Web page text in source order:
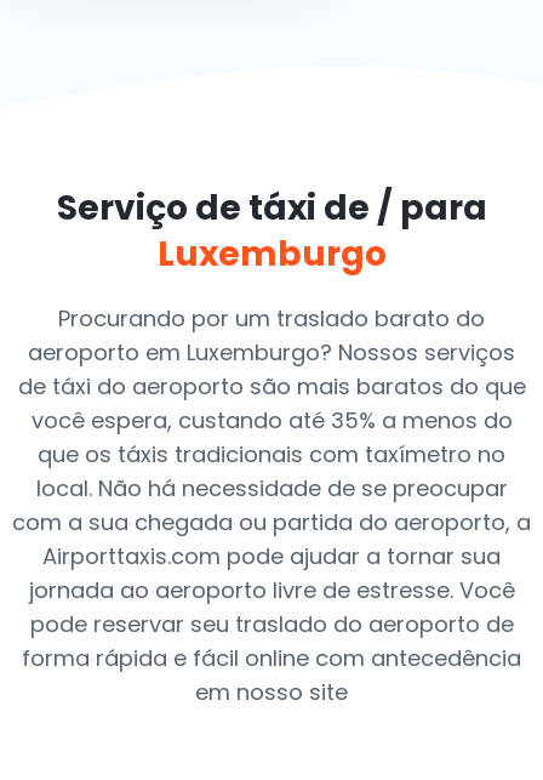
Serviço de táxi de / para
Luxemburgo
Procurando por um traslado barato do
aeroporto em Luxemburgo? Nossos serviços
de táxi do aeroporto são mais baratos do que
você espera, custando até 35% a menos do
que os táxis tradicionais com taxímetro no
local. Não há necessidade de se preocupar
com a sua chegada ou partida do aeroporto, a
Airporttaxis.com pode ajudar a tornar sua
jornada ao aeroporto livre de estresse. Você
pode reservar seu traslado do aeroporto de
forma rápida e fácil online com antecedência
em nosso site